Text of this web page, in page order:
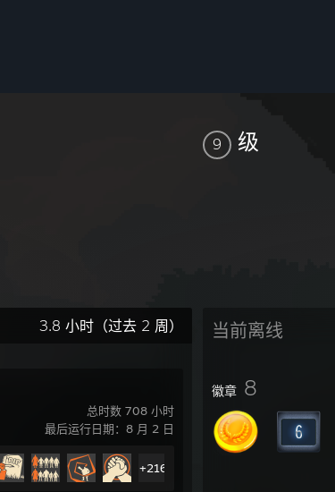
9 级
当前离线
徽章 8
3.8 小时（过去 2 周）
总时数 708 小时
最后运行日期：8 月 2 日
+216